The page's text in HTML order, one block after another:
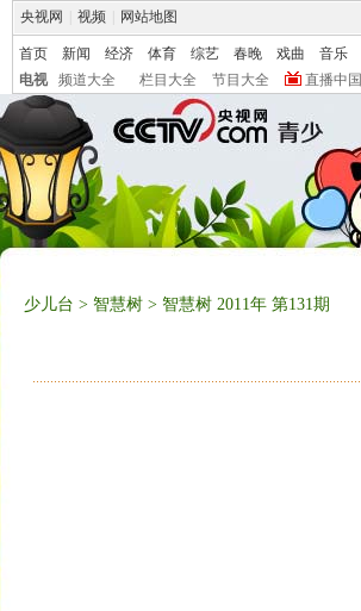
央视网 视频 网站地图
首页 新闻 经济 体育 综艺 春晚 戏曲 音乐
电视
频道大全 栏目大全 节目大全 直播中国
少儿台 > 智慧树 > 智慧树 2011年 第131期